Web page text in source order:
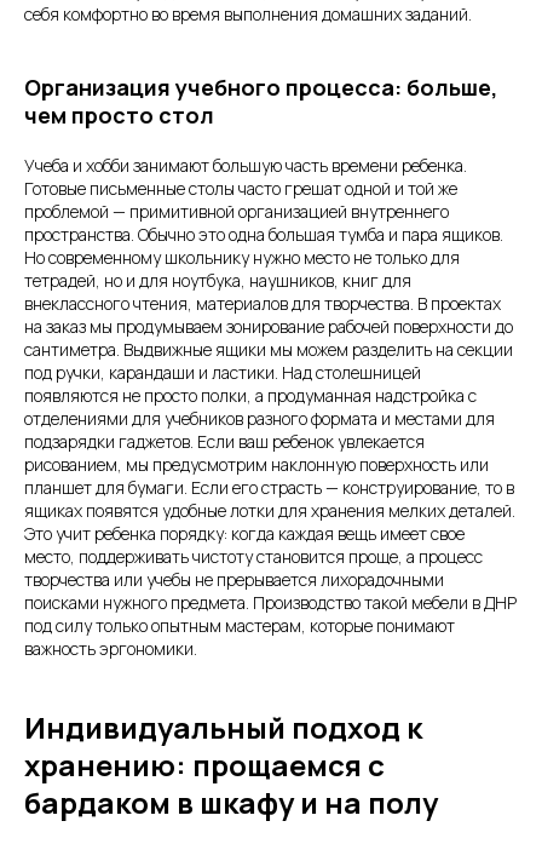
себя комфортно во время выполнения домашних заданий.
Организация учебного процесса: больше,
чем просто стол
Учеба и хобби занимают большую часть времени ребенка.
Готовые письменные столы часто грешат одной и той же
проблемой — примитивной организацией внутреннего
пространства. Обычно это одна большая тумба и пара ящиков.
Но современному школьнику нужно место не только для
тетрадей, но и для ноутбука, наушников, книг для
внеклассного чтения, материалов для творчества. В проектах
на заказ мы продумываем зонирование рабочей поверхности до
сантиметра. Выдвижные ящики мы можем разделить на секции
под ручки, карандаши и ластики. Над столешницей
появляются не просто полки, а продуманная надстройка с
отделениями для учебников разного формата и местами для
подзарядки гаджетов. Если ваш ребенок увлекается
рисованием, мы предусмотрим наклонную поверхность или
планшет для бумаги. Если его страсть — конструирование, то в
ящиках появятся удобные лотки для хранения мелких деталей.
Это учит ребенка порядку: когда каждая вещь имеет свое
место, поддерживать чистоту становится проще, а процесс
творчества или учебы не прерывается лихорадочными
поисками нужного предмета. Производство такой мебели в ДНР
под силу только опытным мастерам, которые понимают
важность эргономики.
Индивидуальный подход к
хранению: прощаемся с
бардаком в шкафу и на полу